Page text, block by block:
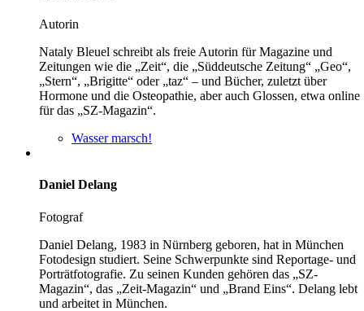
Autorin
Nataly Bleuel schreibt als freie Autorin für Magazine und
Zeitungen wie die „Zeit“, die „Süddeutsche Zeitung“ „Geo“,
„Stern“, „Brigitte“ oder „taz“ – und Bücher, zuletzt über
Hormone und die Osteopathie, aber auch Glossen, etwa online
für das „SZ-Magazin“.
Wasser marsch!
Daniel Delang
Fotograf
Daniel Delang, 1983 in Nürnberg geboren, hat in München
Fotodesign studiert. Seine Schwerpunkte sind Reportage- und
Porträtfotografie. Zu seinen Kunden gehören das „SZ-
Magazin“, das „Zeit-Magazin“ und „Brand Eins“. Delang lebt
und arbeitet in München.